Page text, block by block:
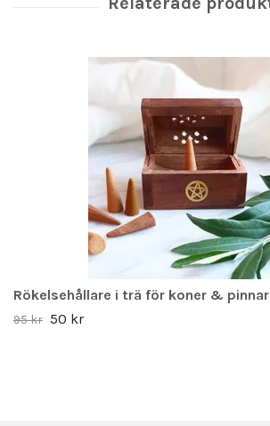
Rökelsehållare i trä för koner & pinnar
95 kr 50 kr